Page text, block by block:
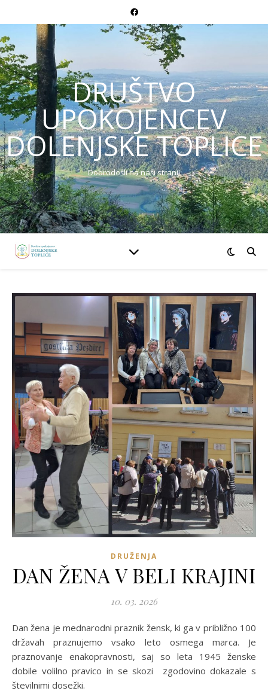
DRUŠTVO
UPOKOJENCEV
DOLENJSKE TOPLICE
Dobrodošli na naši strani!
DRUŽENJA
DAN ŽENA V BELI KRAJINI
10. 03. 2026
Dan žena je mednarodni praznik žensk, ki ga v približno 100
državah praznujemo vsako leto osmega marca. Je
praznovanje enakopravnosti, saj so leta 1945 ženske
dobile volilno pravico in se skozi zgodovino dokazale s
številnimi dosežki.